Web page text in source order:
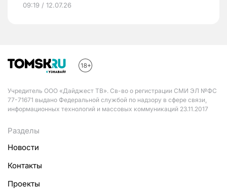
09:19 / 12.07.26
Учредитель ООО «Дайджест ТВ». Св-во о регистрации СМИ ЭЛ №ФС
77-71671 выдано Федеральной службой по надзору в сфере связи,
информационных технологий и массовых коммуникаций 23.11.2017
Разделы
Новости
Контакты
Проекты